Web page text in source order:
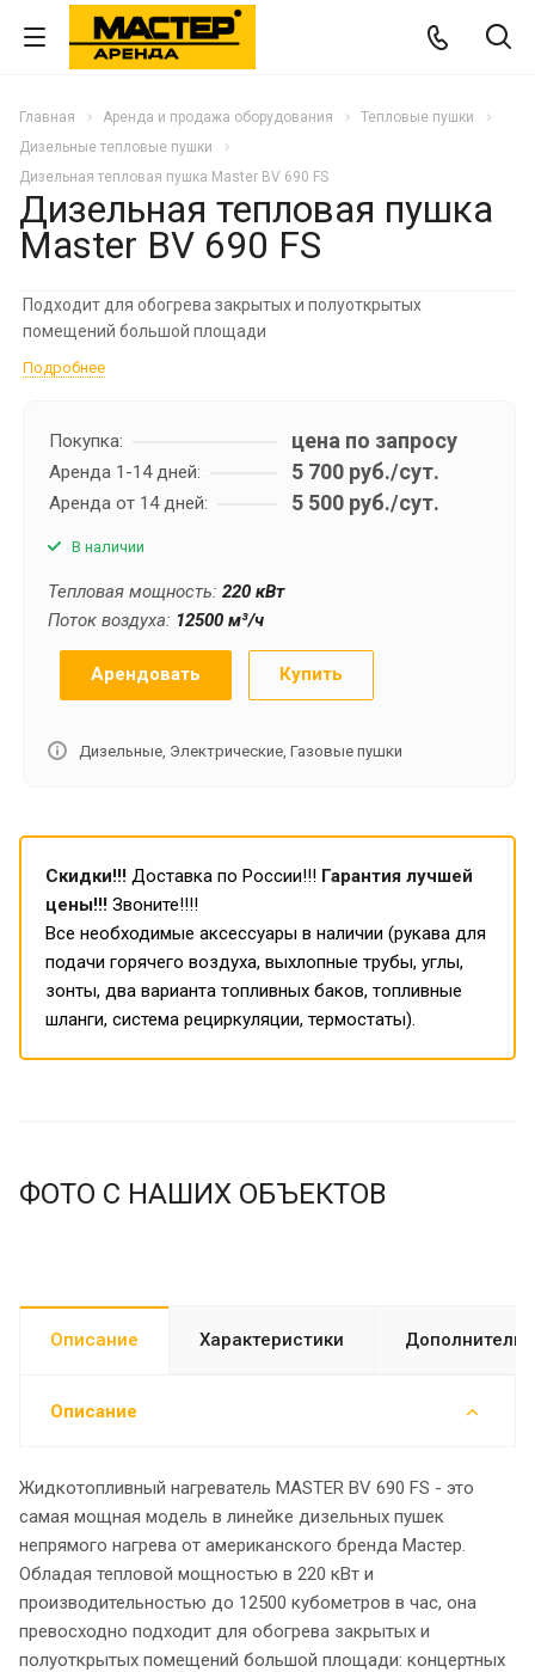
Главная Аренда и продажа оборудования
Тепловые пушки
Дизельные тепловые пушки
Дизельная тепловая пушка Master BV 690 FS
Дизельная тепловая пушка
Master BV 690 FS
Подходит для обогрева закрытых и полуоткрытых
помещений большой площади
Подробнее
Покупка: цена по запросу
Аренда 1-14 дней: 5 700 руб./сут.
Аренда от 14 дней: 5 500 руб./сут.
В наличии
Тепловая мощность: 220 кВт
Поток воздуха: 12500 м³/ч
Арендовать Купить
Дизельные, Электрические, Газовые пушки
Скидки!!! Доставка по России!!! Гарантия лучшей
цены!!! Звоните!!!!
Все необходимые аксессуары в наличии (рукава для
подачи горячего воздуха, выхлопные трубы, углы,
зонты, два варианта топливных баков, топливные
шланги, система рециркуляции, термостаты).
ФОТО С НАШИХ ОБЪЕКТОВ
Описание Характеристики
Описание
Жидкотопливный нагреватель MASTER BV 690 FS - это
самая мощная модель в линейке дизельных пушек
непрямого нагрева от американского бренда Мастер.
Обладая тепловой мощностью в 220 кВт и
производительностью до 12500 кубометров в час, она
превосходно подходит для обогрева закрытых и
полуоткрытых помещений большой площади: концертных